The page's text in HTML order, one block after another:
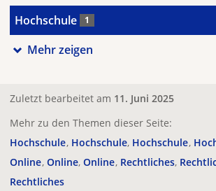
Hochschule 1
Mehr zeigen
Zuletzt bearbeitet am 11. Juni 2025
Mehr zu den Themen dieser Seite:
Hochschule Hochschule Hochschule
Online Online Online Rechtliches
Rechtliches